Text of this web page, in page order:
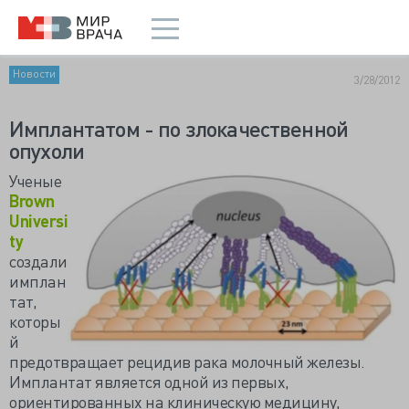
Новости 3/28/2012
Имплантатом - по злокачественной
опухоли
Ученые
Brown
Universi
ty
создали
имплан
тат,
которы
й
предотвращает рецидив рака молочный железы.
Имплантат является одной из первых,
ориентированных на клиническую медицину,